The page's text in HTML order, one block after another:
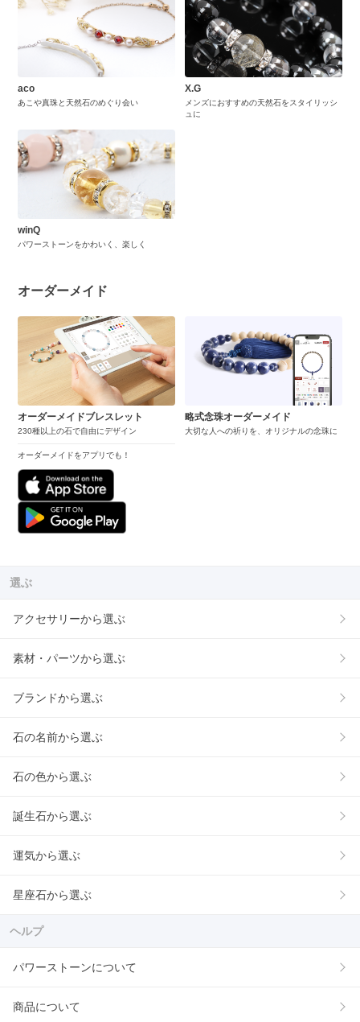
aco
あこや真珠と天然石のめぐり会い
X.G
メンズにおすすめの天然石をスタイリッシ
ュに
winQ
パワーストーンをかわいく、楽しく
オーダーメイド
オーダーメイドブレスレット
230種以上の石で自由にデザイン
オーダーメイドをアプリでも！
略式念珠オーダーメイド
大切な人への祈りを、オリジナルの念珠に
選ぶ
アクセサリーから選ぶ
素材・パーツから選ぶ
ブランドから選ぶ
石の名前から選ぶ
石の色から選ぶ
誕生石から選ぶ
運気から選ぶ
星座石から選ぶ
ヘルプ
パワーストーンについて
商品について